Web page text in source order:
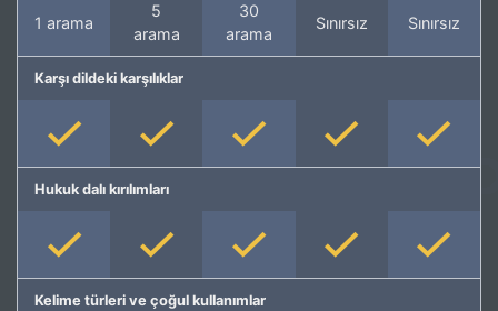
1 arama
5
arama
30
arama
Sınırsız Sınırsız
Karşı dildeki karşılıklar
Hukuk dalı kırılımları
Kelime türleri ve çoğul kullanımlar